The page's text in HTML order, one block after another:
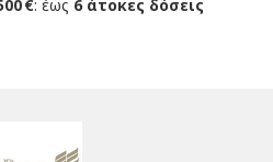
€: έως 6 άτοκες δόσεις